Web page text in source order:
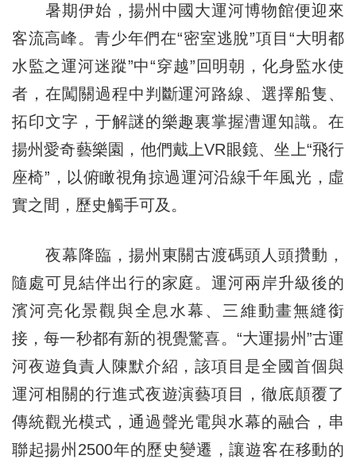
暑期伊始，揚州中國大運河博物館便迎來
客流高峰。青少年們在“密室逃脫”項目“大明都
水監之運河迷蹤”中“穿越”回明朝，化身監水使
者，在闖關過程中判斷運河路線、選擇船隻、
拓印文字，于解謎的樂趣裏掌握漕運知識。在
揚州愛奇藝樂園，他們戴上VR眼鏡、坐上“飛行
座椅”，以俯瞰視角掠過運河沿線千年風光，虛
實之間，歷史觸手可及。
夜幕降臨，揚州東關古渡碼頭人頭攢動，
隨處可見結伴出行的家庭。運河兩岸升級後的
濱河亮化景觀與全息水幕、三維動畫無縫銜
接，每一秒都有新的視覺驚喜。“大運揚州”古運
河夜遊負責人陳默介紹，該項目是全國首個與
運河相關的行進式夜遊演藝項目，徹底顛覆了
傳統觀光模式，通過聲光電與水幕的融合，串
聯起揚州2500年的歷史變遷，讓遊客在移動的